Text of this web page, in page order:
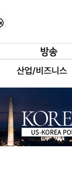
산업/비즈니스